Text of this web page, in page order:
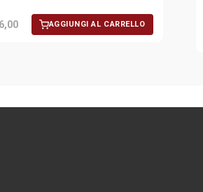
AGGIUNGI AL CARRELLO